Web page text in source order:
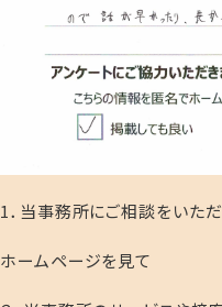
1．当事務所にご相談をいた
ホームページを見て